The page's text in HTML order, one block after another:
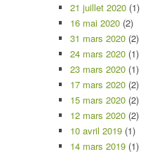
21 juillet 2020 (1)
16 mai 2020 (2)
31 mars 2020 (2)
24 mars 2020 (1)
23 mars 2020 (1)
17 mars 2020 (2)
15 mars 2020 (2)
12 mars 2020 (2)
10 avril 2019 (1)
14 mars 2019 (1)